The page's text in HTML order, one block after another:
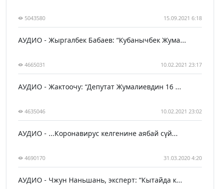
5043580 15.09.2021 6:18
АУДИО - Жыргалбек Бабаев: “Кубанычбек Жума...
4665031 10.02.2021 23:17
АУДИО - Жактоочу: “Депутат Жумалиевдин 16 ...
4635046 10.02.2021 23:02
АУДИО - ...Коронавирус келгенине аябай сүй...
4690170 31.03.2020 4:20
АУДИО - Чжун Наньшань, эксперт: “Кытайда к...